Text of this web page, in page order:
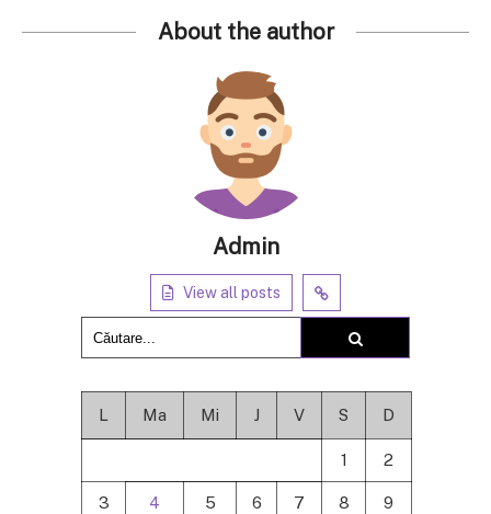
About the author
Admin
View all posts
L Ma Mi J V S D
1 2
3 4 5 6 7 8 9